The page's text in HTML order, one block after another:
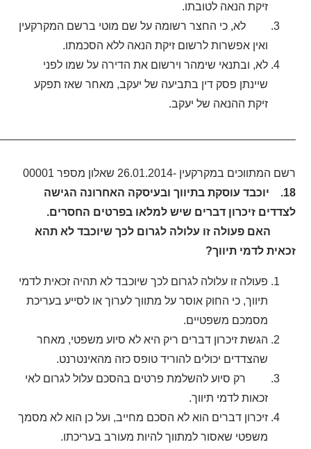
זיקת הנאה לטובתו.
לא, כי החצר רשומה על שם מוטי ברשם המקרקעין
ואין אפשרות לרשום זיקת הנאה ללא הסכמתו.
לא, ובתנאי שימהר וירשום את הדירה על שמו לפני
שיינתן פסק דין בתביעה של יעקב, מאחר שאז תפקע
זיקת ההנאה של יעקב.
רשם המתווכים במקרקעין -26.01.2014 שאלון מספר 00001
18. יוכבד עוסקת בתיווך ובעיסקה האחרונה הגישה
לצדדים זיכרון דברים שיש למלאו בפרטים החסרים.
האם פעולה זו עלולה לגרום לכך שיוכבד לא תהא
זכאית לדמי תיווך?
פעולה זו עלולה לגרום לכך שיוכבד לא תהיה זכאית לדמי
תיווך, כי החוק אוסר על מתווך לערוך או לסייע בעריכת
מסמכם משפטיים.
הגשת זיכרון דברים ריק היא לא סיוע משפטי, מאחר
שהצדדים יכולים להוריד טופס כזה מהאינטרנט.
רק סיוע להשלמת פרטים בהסכם עלול לגרום לאי
זכאות לדמי תיווך.
זיכרון דברים הוא לא הסכם מחייב, ועל כן הוא לא מסמך
משפטי שאסור למתווך להיות מעורב בעריכתו.